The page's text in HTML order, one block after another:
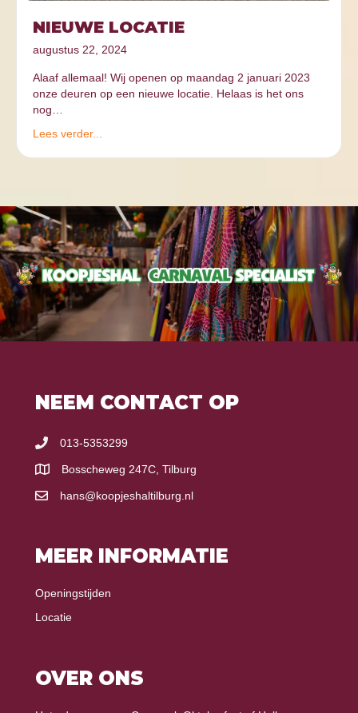
NIEUWE LOCATIE
augustus 22, 2024
Alaaf allemaal! Wij openen op maandag 2 januari 2023
onze deuren op een nieuwe locatie. Helaas is het ons
nog…
Lees verder...
NEEM CONTACT OP
013-5353299
Bosscheweg 247C, Tilburg
hans@koopjeshaltilburg.nl
MEER INFORMATIE
Openingstijden
Locatie
OVER ONS